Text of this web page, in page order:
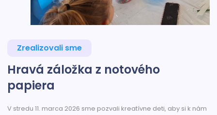
Zrealizovali sme
Hravá záložka z notového
papiera
V stredu 11. marca 2026 sme pozvali kreatívne deti, aby si k nám